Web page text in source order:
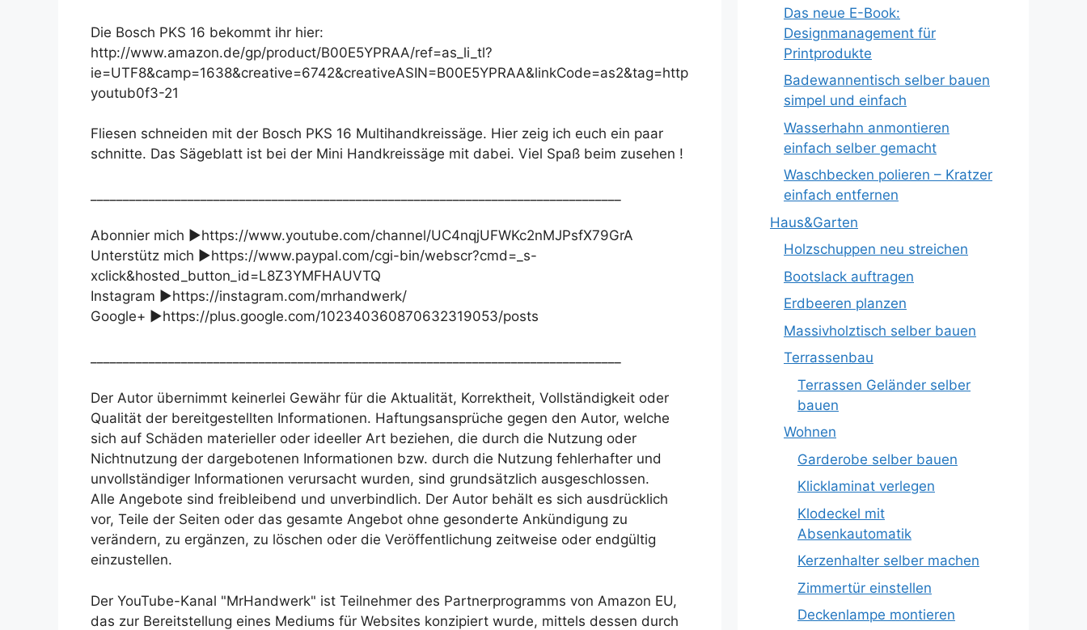
Die Bosch PKS 16 bekommt ihr hier:
http://www.amazon.de/gp/product/B00E5YPRAA/ref=as_li_tl?
ie=UTF8&camp=1638&creative=6742&creativeASIN=B00E5YPRAA&linkCode=as2&tag=http
youtub0f3-21
Fliesen schneiden mit der Bosch PKS 16 Multihandkreissäge. Hier zeig ich euch ein paar
schnitte. Das Sägeblatt ist bei der Mini Handkreissäge mit dabei. Viel Spaß beim zusehen !
Abonnier mich ►https://www.youtube.com/channel/UC4nqjUFWKc2nMJPsfX79GrA
Unterstütz mich ►https://www.paypal.com/cgi-bin/webscr?cmd=_s-
xclick&hosted_button_id=L8Z3YMFHAUVTQ
Instagram ►https://instagram.com/mrhandwerk/
Google+ ►https://plus.google.com/102340360870632319053/posts
Der Autor übernimmt keinerlei Gewähr für die Aktualität, Korrektheit, Vollständigkeit oder
Qualität der bereitgestellten Informationen. Haftungsansprüche gegen den Autor, welche
sich auf Schäden materieller oder ideeller Art beziehen, die durch die Nutzung oder
Nichtnutzung der dargebotenen Informationen bzw. durch die Nutzung fehlerhafter und
unvollständiger Informationen verursacht wurden, sind grundsätzlich ausgeschlossen.
Alle Angebote sind freibleibend und unverbindlich. Der Autor behält es sich ausdrücklich
vor, Teile der Seiten oder das gesamte Angebot ohne gesonderte Ankündigung zu
verändern, zu ergänzen, zu löschen oder die Veröffentlichung zeitweise oder endgültig
einzustellen.
Der YouTube-Kanal "MrHandwerk" ist Teilnehmer des Partnerprogramms von Amazon EU,
das zur Bereitstellung eines Mediums für Websites konzipiert wurde, mittels dessen durch
Das neue E-Book:
Designmanagement für
Printprodukte
Badewannentisch selber bauen
simpel und einfach
Wasserhahn anmontieren
einfach selber gemacht
Waschbecken polieren – Kratzer
einfach entfernen
Haus&Garten
Holzschuppen neu streichen
Bootslack auftragen
Erdbeeren planzen
Massivholztisch selber bauen
Terrassenbau
Terrassen Geländer selber
bauen
Wohnen
Garderobe selber bauen
Klicklaminat verlegen
Klodeckel mit
Absenkautomatik
Kerzenhalter selber machen
Zimmertür einstellen
Deckenlampe montieren